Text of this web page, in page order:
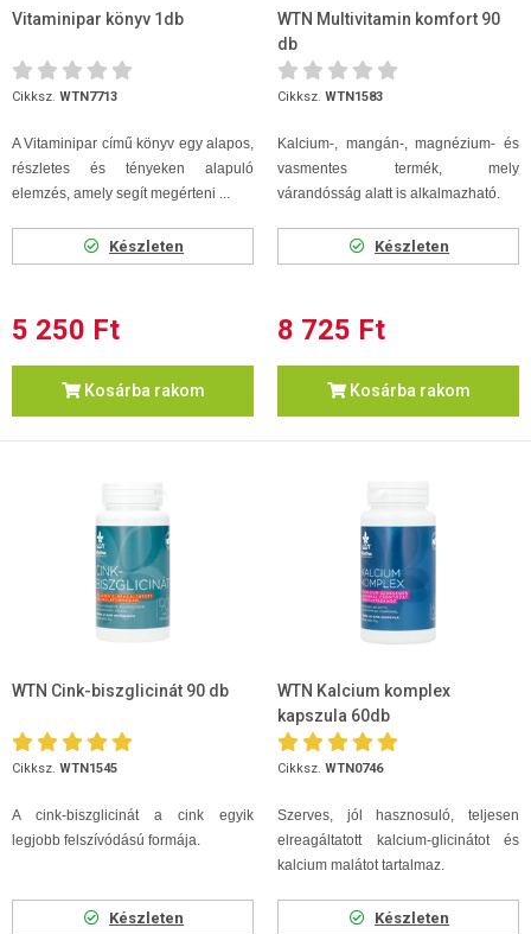
Vitaminipar könyv 1db
Cikksz. WTN7713
A Vitaminipar című könyv egy alapos,
részletes és tényeken alapuló
elemzés, amely segít megérteni ...
Készleten
5 250 Ft
Kosárba rakom
WTN Multivitamin komfort 90
db
Cikksz. WTN1583
Kalcium-, mangán-, magnézium- és
vasmentes termék, mely
várandósság alatt is alkalmazható.
Készleten
8 725 Ft
Kosárba rakom
WTN Cink-biszglicinát 90 db
Cikksz. WTN1545
A cink-biszglicinát a cink egyik
legjobb felszívódású formája.
Készleten
WTN Kalcium komplex
kapszula 60db
Cikksz. WTN0746
Szerves, jól hasznosuló, teljesen
elreagáltatott kalcium-glicinátot és
kalcium malátot tartalmaz.
Készleten